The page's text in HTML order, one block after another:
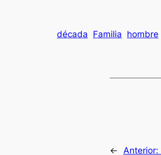
década Familia hombre
← Anterior: